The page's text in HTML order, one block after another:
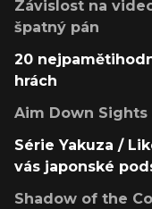
Závislost na
špatný pán
20
hrách
Aim Down
Série Yakuza /
vás japonské
Shadow of the